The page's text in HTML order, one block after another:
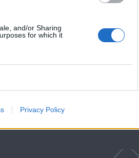
and/or Sharing
for which it
Privacy Policy
«Το Μυστικό
της Παλιάς...